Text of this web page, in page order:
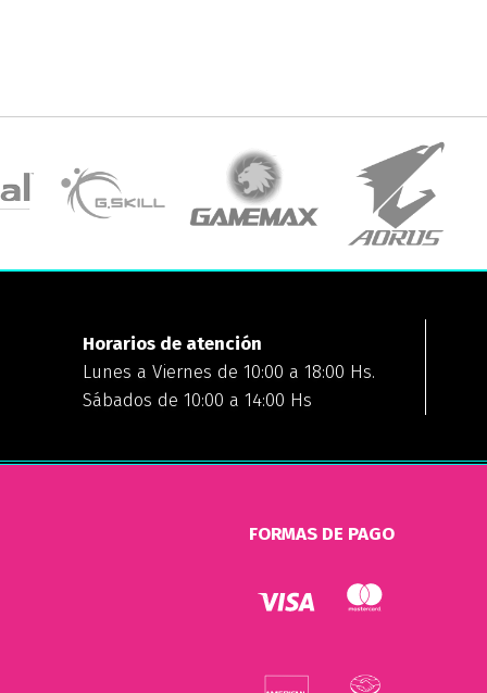
Horarios de atención
Lunes a Viernes de 10:00 a 18:00 Hs.
Sábados de 10:00 a 14:00 Hs
FORMAS DE PAGO